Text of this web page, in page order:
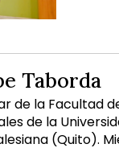
Taborda
de la Facultad
de la
(Quito).